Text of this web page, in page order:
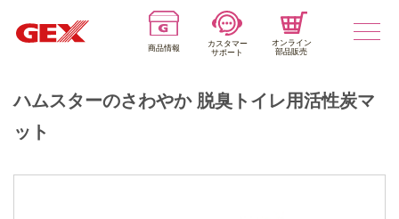
商品情報
カスタマー
サポート
オンライン
部品販売
ハムスターのさわやか 脱臭トイレ用活性炭マ
ット